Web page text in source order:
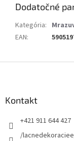
Dodatočné
Kategória:
EAN:
Kontakt
+421 911 644 427
/